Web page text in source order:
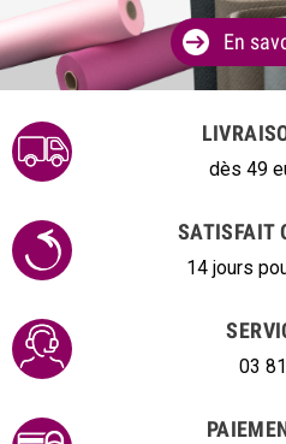
En
dès 49
SATISFAIT
14 jours
03